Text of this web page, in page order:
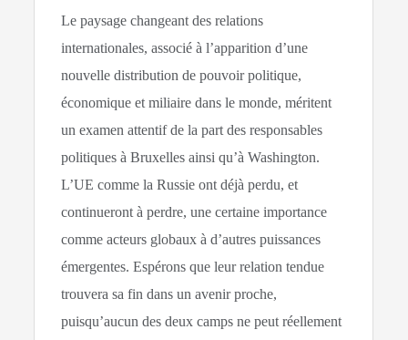
Le paysage changeant des relations
internationales, associé à l’apparition d’une
nouvelle distribution de pouvoir politique,
économique et miliaire dans le monde, méritent
un examen attentif de la part des responsables
politiques à Bruxelles ainsi qu’à Washington.
L’UE comme la Russie ont déjà perdu, et
continueront à perdre, une certaine importance
comme acteurs globaux à d’autres puissances
émergentes. Espérons que leur relation tendue
trouvera sa fin dans un avenir proche,
puisqu’aucun des deux camps ne peut réellement